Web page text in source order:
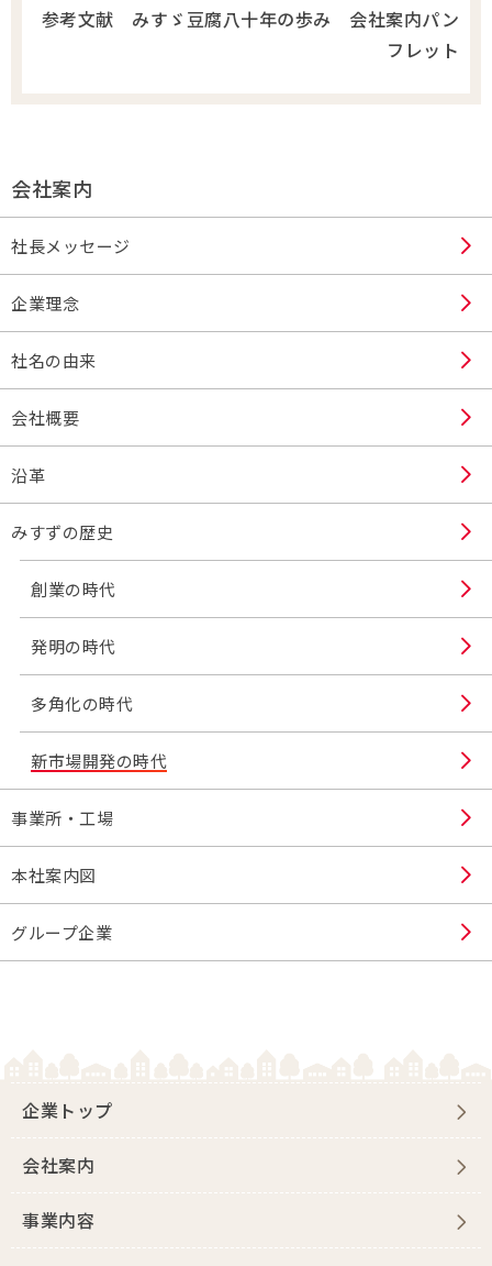
参考文献 みすゞ豆腐八十年の歩み 会社案内パン
フレット
会社案内
社長メッセージ
企業理念
社名の由来
会社概要
沿革
みすずの歴史
創業の時代
発明の時代
多角化の時代
新市場開発の時代
事業所・工場
本社案内図
グループ企業
企業トップ
会社案内
事業内容